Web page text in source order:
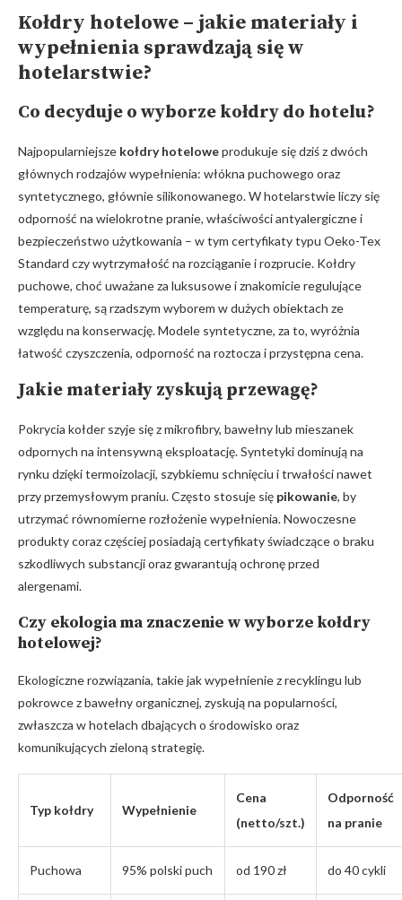
Kołdry hotelowe – jakie materiały i
wypełnienia sprawdzają się w
hotelarstwie?
Co decyduje o wyborze kołdry do hotelu?
Najpopularniejsze kołdry hoteloweprodukuje się dziś z dwóch
głównych rodzajów wypełnienia: włókna puchowego oraz
syntetycznego, głównie silikonowanego. W hotelarstwie liczy się
odporność na wielokrotne pranie, właściwości antyalergiczne i
bezpieczeństwo użytkowania – w tym certyfikaty typu Oeko-Tex
Standard czy wytrzymałość na rozciąganie i rozprucie. Kołdry
puchowe, choć uważane za luksusowe i znakomicie regulujące
temperaturę, są rzadszym wyborem w dużych obiektach ze
względu na konserwację. Modele syntetyczne, za to, wyróżnia
łatwość czyszczenia, odporność na roztocza i przystępna cena.
Jakie materiały zyskują przewagę?
Pokrycia kołder szyje się z mikrofibry, bawełny lub mieszanek
odpornych na intensywną eksploatację. Syntetyki dominują na
rynku dzięki termoizolacji, szybkiemu schnięciu i trwałości nawet
przy przemysłowym praniu. Często stosuje się pikowanie, by
utrzymać równomierne rozłożenie wypełnienia. Nowoczesne
produkty coraz częściej posiadają certyfikaty świadczące o braku
szkodliwych substancji oraz gwarantują ochronę przed
alergenami.
Czy ekologia ma znaczenie w wyborze kołdry
hotelowej?
Ekologiczne rozwiązania, takie jak wypełnienie z recyklingu lub
pokrowce z bawełny organicznej, zyskują na popularności,
zwłaszcza w hotelach dbających o środowisko oraz
komunikujących zieloną strategię.
Typ kołdry Wypełnienie
Cena
(netto/szt.)
Odporność
na pranie
Puchowa 95% polski puch od 190 zł do 40 cykli